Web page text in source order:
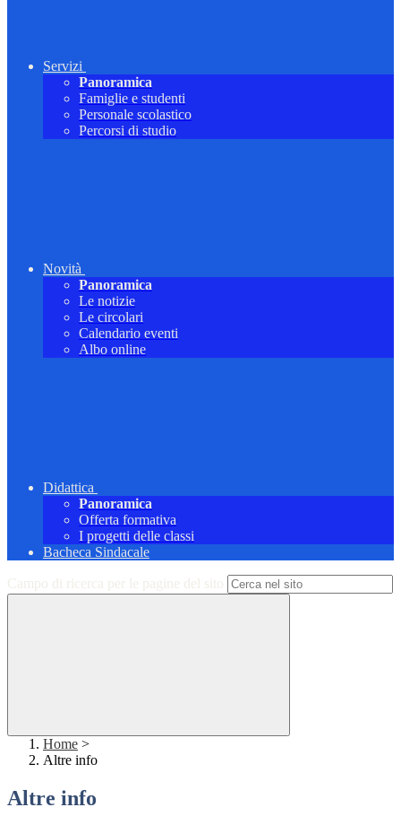
Servizi
Panoramica
Famiglie e studenti
Personale scolastico
Percorsi di studio
Novità
Panoramica
Le notizie
Le circolari
Calendario eventi
Albo online
Didattica
Panoramica
Offerta formativa
I progetti delle classi
Bacheca Sindacale
Campo di ricerca per le pagine del sito
Home >
Altre info
Altre info